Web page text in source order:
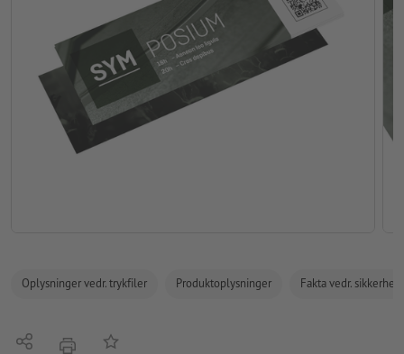
Oplysninger vedr. trykfiler Produktoplysninger Fakta vedr.
Del tryk Tilføj til huskelisten